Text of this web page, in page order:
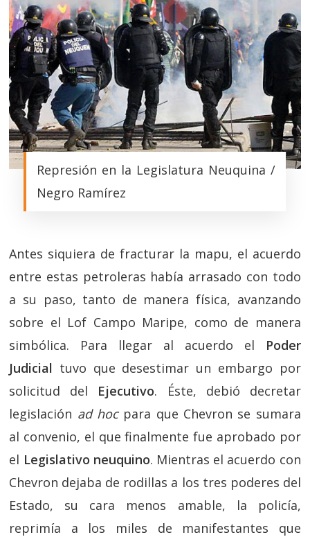
Represión en la Legislatura Neuquina /
Negro Ramírez
Antes siquiera de fracturar la mapu, el acuerdo
entre estas petroleras había arrasado con todo
a su paso, tanto de manera física, avanzando
sobre el Lof Campo Maripe, como de manera
simbólica. Para llegar al acuerdo el
Poder
Judicial tuvo que desestimar un embargo por
solicitud del Ejecutivo. Éste, debió decretar
legislación ad hocpara que Chevron se sumara
al convenio, el que finalmente fue aprobado por
el Legislativo neuquino. Mientras el acuerdo con
Chevron dejaba de rodillas a los tres poderes del
Estado, su cara menos amable, la policía,
reprimía a los miles de manifestantes que